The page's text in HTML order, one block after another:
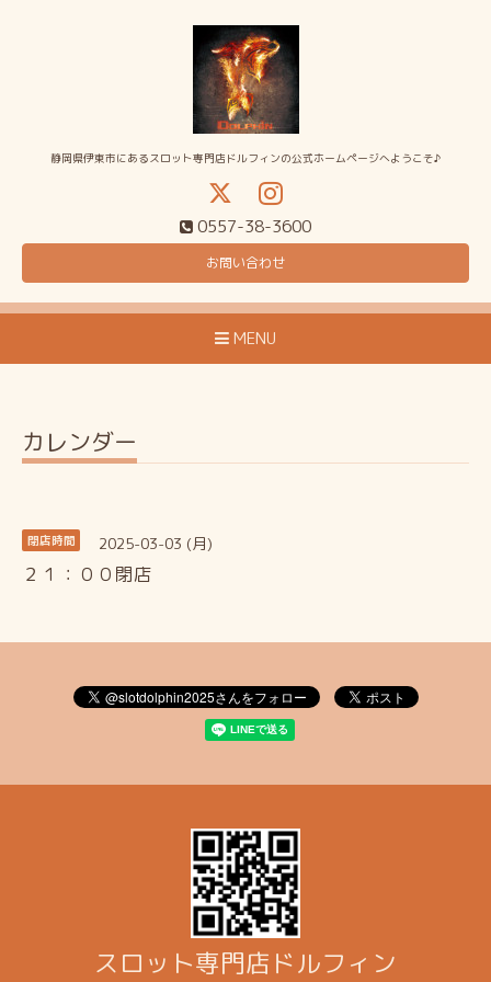
静岡県伊東市にあるスロット専門店ドルフィンの公式ホームページへようこそ♪
0557-38-3600
お問い合わせ
MENU
カレンダー
閉店時間 2025-03-03 (月)
２１：００閉店
スロット専門店ドルフィン